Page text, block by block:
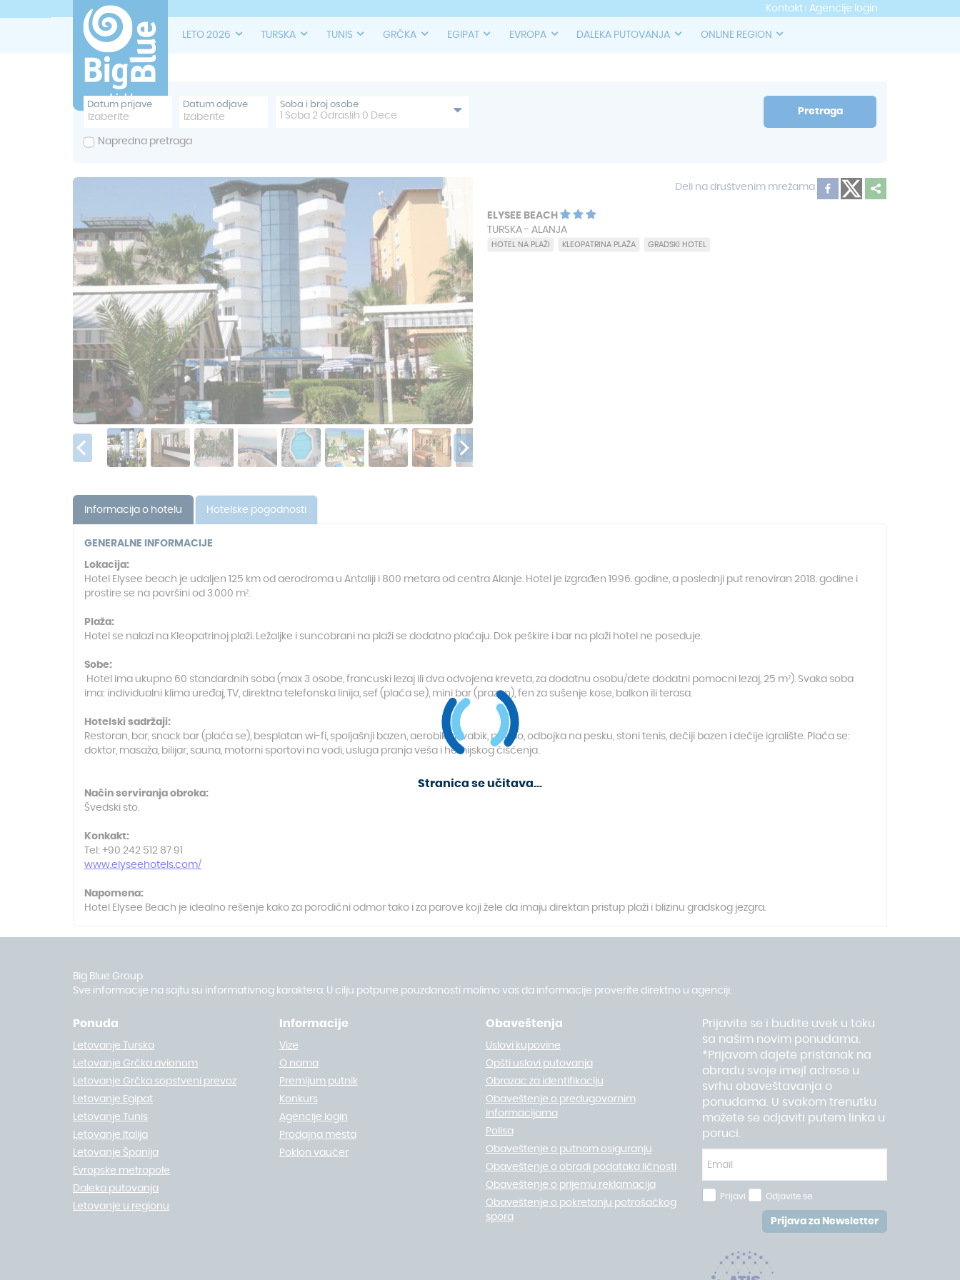
Kontakt Agencije login
LETO 2026 TURSKA TUNIS GRČKA EGIPAT EVROPA DALEKA PUTOVANJA ONLINE REGION
Datum prijave Datum odjave Soba i broj osobe
Soba 2 Odraslih 0 Dece Pretraga
Napredna pretraga
Deli na društvenim mrežama
ELYSEE BEACH
TURSKA - ALANJA
HOTEL NA PLAŽI KLEOPATRINA PLAŽA GRADSKI HOTEL
Informacija o hotelu Hotelske pogodnosti
GENERALNE INFORMACIJE
Lokacija:
Hotel Elysee beach je udaljen 125 km od aerodroma u Antaliji i 800 metara od centra Alanje. Hotel je izgrađen 1996. godine, a poslednji put renoviran 2018. godine i
prostire se na površini od 3.000 m².
Plaža:
Hotel se nalazi na Kleopatrinoj plaži. Ležaljke i suncobrani na plaži se dodatno plaćaju. Dok peškire i bar na plaži hotel ne poseduje.
Sobe:
Hotel ima ukupno 60 standardnih soba (max 3 osobe, francuski lezaj ili dva odvojena kreveta, za dodatnu osobu/dete dodatni pomocni lezaj, 25 m²). Svaka soba
ima: individualni klima uređaj, TV, direktna telefonska linija, sef (plaća se), mini bar (prazan), fen za sušenje kose, balkon ili terasa.
Hotelski sadržaji:
Restoran, bar, snack bar (plaća se), besplatan wi-fi, spoljašnji bazen, aerobik, akvabik, pikado, odbojka na pesku, stoni tenis, dečiji bazen i dečije igralište. Plaća se:
doktor, masaža, bilijar, sauna, motorni sportovi na vodi, usluga pranja veša i hemijskog čišćenja.
Način serviranja obroka:
Švedski sto.
Konkakt:
Tel: +90 242 512 87 91
www.elyseehotels.com/
Napomena:
Hotel Elysee Beach je idealno rešenje kako za porodični odmor tako i za parove koji žele da imaju direktan pristup plaži i blizinu gradskog jezgra.
Big Blue Group
Sve informacije na sajtu su informativnog karaktera. U cilju potpune pouzdanosti molimo vas da informacije proverite direktno u agenciji.
Ponuda
Letovanje Turska
Letovanje Grčka avionom
Letovanje Grčka sopstveni prevoz
Letovanje Egipat
Letovanje Tunis
Letovanje Italija
Letovanje Španija
Evropske metropole
Daleka putovanja
Letovanje u regionu
Informacije
Vize
O nama
Premijum putnik
Konkurs
Agencije login
Prodajna mesta
Poklon vaučer
Obaveštenja
Uslovi kupovine
Opšti uslovi putovanja
Obrazac za identifikaciju
Obaveštenje o predugovornim
informacijama
Polisa
Obaveštenje o putnom osiguranju
Obaveštenje o obradi podataka ličnosti
Obaveštenje o prijemu reklamacija
Obaveštenje o pokretanju potrošačkog
spora
Prijavite se i budite uvek u toku
sa našim novim ponudama.
*Prijavom dajete pristanak na
obradu svoje imejl adrese u
svrhu obaveštavanja o
ponudama. U svakom trenutku
možete se odjaviti putem linka u
poruci.
Prijavi Odjavite se
Prijava za Newsletter
Stranica se učitava...